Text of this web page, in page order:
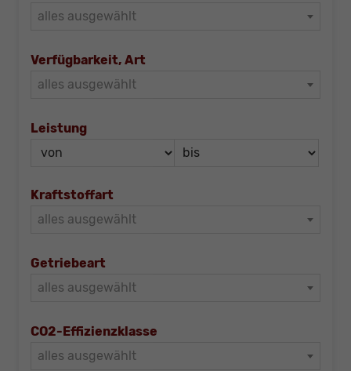
alles ausgewählt
Verfügbarkeit, Art
alles ausgewählt
Leistung
Kraftstoffart
alles ausgewählt
Getriebeart
alles ausgewählt
CO2-Effizienzklasse
alles ausgewählt